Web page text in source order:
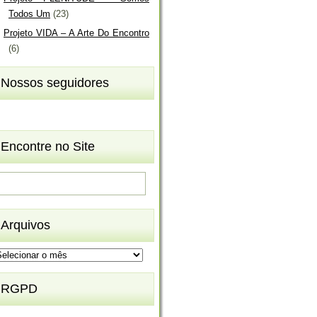
Todos Um (23)
Projeto VIDA – A Arte Do Encontro
(6)
Nossos seguidores
Encontre no Site
Arquivos
RGPD